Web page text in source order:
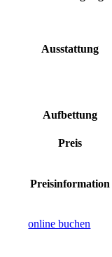
Ausstattung
Aufbettung
Preis
Preisinformation
online buchen